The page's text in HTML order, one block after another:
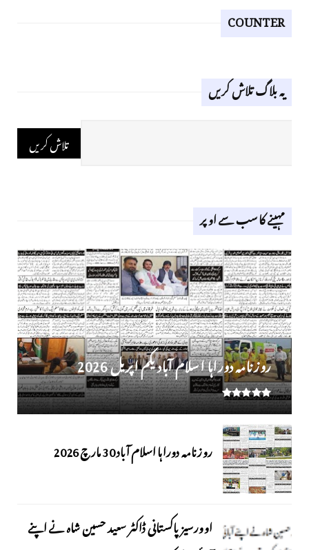
COUNTER
یہ بلاگ تلاش کریں
مہینے کا سب سے اوپر
روز نامہ دوراہا اسلام آباد یکم اپریل 2026
روزنامہ دوراہا اسلام آباد 30 مارچ 2026
اوورسیز پاکستانی ڈاکٹر سعید حسین شاہ نے اپنے